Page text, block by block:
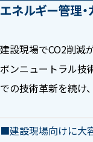
エネルギー管理
建設現場でCO2削減
ボンニュートラル技
での技術革新を続け
建設現場向けに大